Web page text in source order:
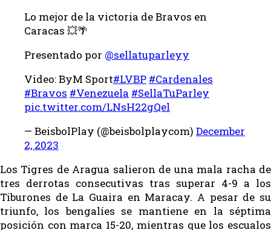
Lo mejor de la victoria de Bravos en
Caracas 💥🌴
Presentado por @sellatuparleyy
Video: ByM Sport#LVBP #Cardenales
#Bravos #Venezuela #SellaTuParley
pic.twitter.com/LNsH22gQel
— BeisbolPlay (@beisbolplaycom) December
2, 2023
Los Tigres de Aragua salieron de una mala racha de
tres derrotas consecutivas tras superar 4-9 a los
Tiburones de La Guaira en Maracay. A pesar de su
triunfo, los bengalíes se mantiene en la séptima
posición con marca 15-20, mientras que los escualos